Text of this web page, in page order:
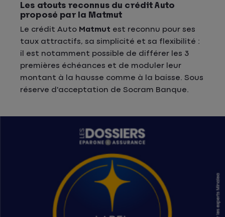
Les atouts reconnus du crédit Auto
proposé par la Matmut
Le crédit Auto Matmut est reconnu pour ses
taux attractifs, sa simplicité et sa flexibilité :
il est notamment possible de différer les 3
premières échéances et de moduler leur
montant à la hausse comme à la baisse. Sous
réserve d'acceptation de Socram Banque.